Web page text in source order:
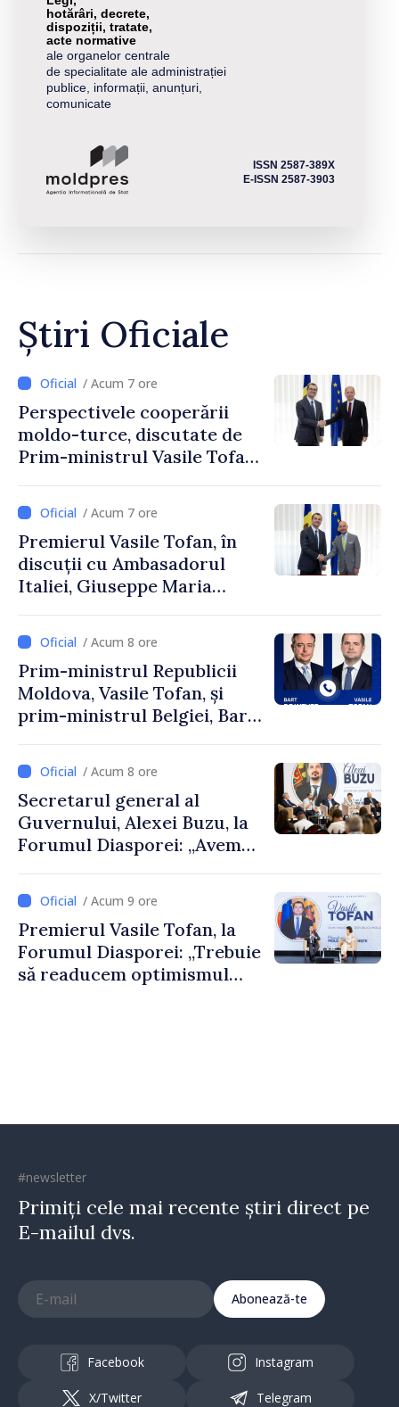
hotărâri, decrete,
dispoziții, tratate,
acte normative
ale organelor centrale
de specialitate ale administrației
publice, informații, anunțuri,
comunicate
ISSN 2587-389X
E-ISSN 2587-3903
Știri Oficiale
/ Acum 7 ore
Perspectivele cooperării
moldo-turce, discutate de
Prim-ministrul Vasile Tofan
Uygar Mustafa Sertel
/ Acum 7 ore
Premierul Vasile Tofan, în
discuții cu Ambasadorul
Italiei, Giuseppe Maria
/ Acum 8 ore
Prim-ministrul Republicii
Moldova, Vasile Tofan, și
prim-ministrul Belgiei, Bart
despre parcursul european
al Republicii Moldova.
/ Acum 8 ore
Secretarul general al
Guvernului, Alexei Buzu, la
Forumul Diasporei: „Avem
dumneavoastră pentru a
construi comunități mai
puternice”
/ Acum 9 ore
Premierul Vasile Tofan, la
Forumul Diasporei: „Trebuie
să readucem optimismul
#newsletter
Primiți cele mai recente știri direct pe
E-mailul dvs.
Abonează-te
Facebook Instagram
X/Twitter Telegram